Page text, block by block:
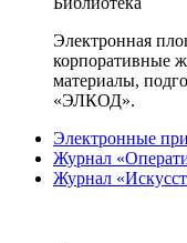
Электронная
корпоративные
материалы,
«ЭЛКОД».
Электронные
Журнал
Журнал